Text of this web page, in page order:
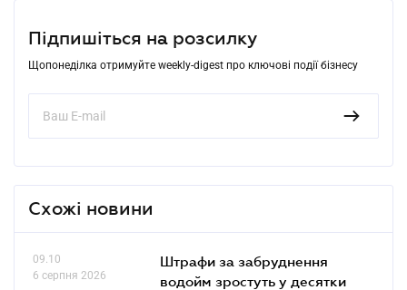
Підпишіться на розсилку
Щопонеділка отримуйте weekly-digest про ключові події бізнесу
Схожі новини
09.10
6 серпня 2026
Штрафи за забруднення
водойм зростуть у десятки